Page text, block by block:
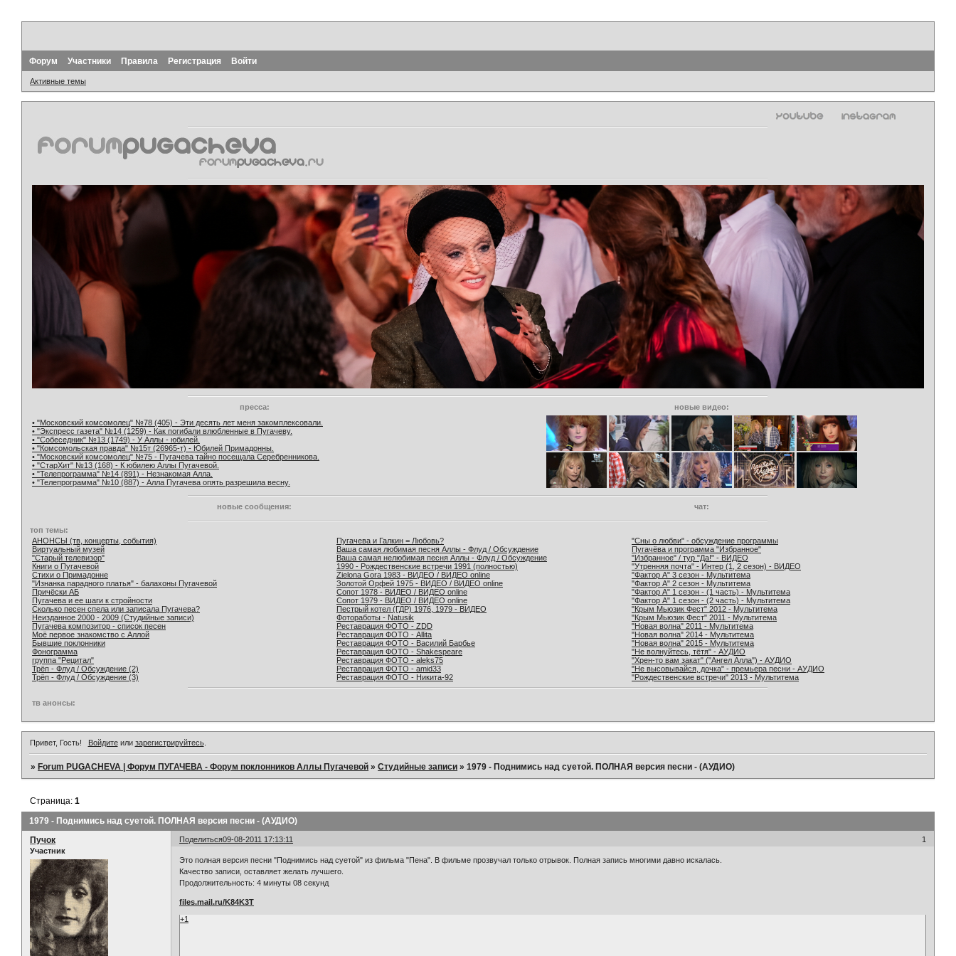
Форум Участники Правила Регистрация Войти
Активные темы
пресса:
новые видео:
• "Московский комсомолец" №78 (405) - Эти десять лет меня закомплексовали.
• "Экспресс газета" №14 (1259) - Как погибали влюбленные в Пугачеву.
• "Собеседник" №13 (1749) - У Аллы - юбилей.
• "Комсомольская правда" №15т (26965-т) - Юбилей Примадонны.
• "Московский комсомолец" №75 - Пугачева тайно посещала Серебренникова.
• "СтарХит" №13 (168) - К юбилею Аллы Пугачевой.
• "Телепрограмма" №14 (891) - Незнакомая Алла.
• "Телепрограмма" №10 (887) - Алла Пугачева опять разрешила весну.
новые сообщения: чат:
топ темы:
АНОНСЫ (тв, концерты, события)
Виртуальный музей
"Старый телевизор"
Книги о Пугачевой
Стихи о Примадонне
"Изнанка парадного платья" - балахоны Пугачевой
Причёски АБ
Пугачева и ее шаги к стройности
Сколько песен спела или записала Пугачева?
Неизданное 2000 - 2009 (Студийные записи)
Пугачева композитор - список песен
Моё первое знакомство с Аллой
Бывшие поклонники
Фонограмма
группа "Рецитал"
Трёп - Флуд / Обсуждение (2)
Трёп - Флуд / Обсуждение (3)
Пугачева и Галкин = Любовь?
Ваша самая любимая песня Аллы - Флуд / Обсуждение
Ваша самая нелюбимая песня Аллы - Флуд / Обсуждение
1990 - Рождественские встречи 1991 (полностью)
Zielona Gora 1983 - ВИДЕО / ВИДЕО online
Золотой Орфей 1975 - ВИДЕО / ВИДЕО online
Сопот 1978 - ВИДЕО / ВИДЕО online
Сопот 1979 - ВИДЕО / ВИДЕО online
Пестрый котел (ГДР) 1976, 1979 - ВИДЕО
Фотоработы - Natusik
Реставрация ФОТО - ZDD
Реставрация ФОТО - Allita
Реставрация ФОТО - Василий Барбье
Реставрация ФОТО - Shakespeare
Реставрация ФОТО - aleks75
Реставрация ФОТО - amid33
Реставрация ФОТО - Никита-92
"Сны о любви" - обсуждение программы
Пугачёва и программа "Избранное"
"Избранное" / тур "Да!" - ВИДЕО
"Утренняя почта" - Интер (1, 2 сезон) - ВИДЕО
"Фактор А" 3 сезон - Мультитема
"Фактор А" 2 сезон - Мультитема
"Фактор А" 1 сезон - (1 часть) - Мультитема
"Фактор А" 1 сезон - (2 часть) - Мультитема
"Крым Мьюзик Фест" 2012 - Мультитема
"Крым Мьюзик Фест" 2011 - Мультитема
"Новая волна" 2011 - Мультитема
"Новая волна" 2014 - Мультитема
"Новая волна" 2015 - Мультитема
"Не волнуйтесь, тётя" - АУДИО
"Хрен-то вам закат" ("Ангел Алла") - АУДИО
"Не высовывайся, дочка" - премьера песни - АУДИО
"Рождественские встречи" 2013 - Мультитема
тв анонсы:
Привет, Гость! Войдитеили зарегистрируйтесь.
»Forum PUGACHEVA | Форум ПУГАЧЕВА - Форум поклонников Аллы Пугачевой »Студийные записи »1979 - Поднимись над суетой. ПОЛНАЯ версия песни - (АУДИО)
1979 - Поднимись над суетой. ПОЛНАЯ версия песни - (АУДИО)
Страница:1
Поделиться 1
09-08-2011 17:13:11
Пучок
Участник
Это полная версия песни "Поднимись над суетой" из фильма "Пена". В фильме прозвучал только отрывок. Полная запись многими давно искалась.
Качество записи, оставляет желать лучшего.
Продолжительность: 4 минуты 08 секунд
files.mail.ru/K84K3T
+1